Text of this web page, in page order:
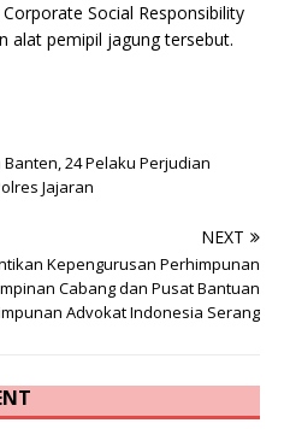
Social Responsibility
alat pemipil jagung tersebut.
24 Pelaku Perjudian
Jajaran
NEXT
Kepengurusan Perhimpunan
Cabang dan Pusat Bantuan
Advokat Indonesia Serang